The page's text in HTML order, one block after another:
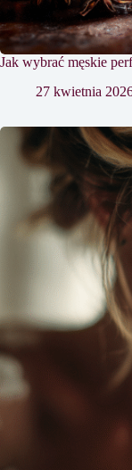
Jak wybrać męskie
27 kwietnia